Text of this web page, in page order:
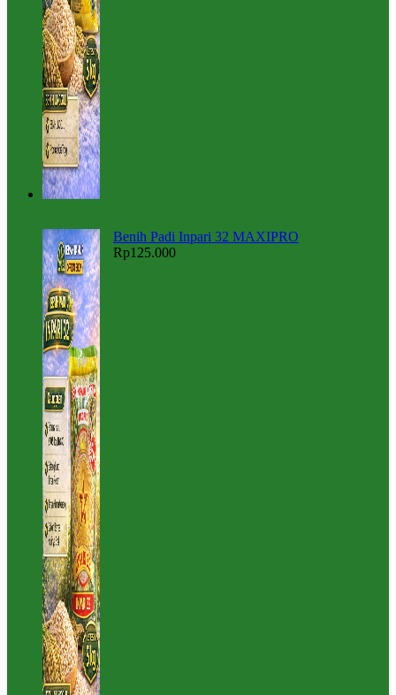
Benih Padi Inpari 32 MAXIPRO
Rp125.000